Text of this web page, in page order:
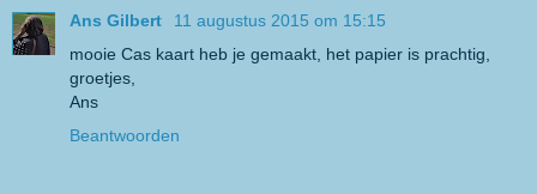
Ans Gilbert
11 augustus 2015 om 15:15
mooie Cas kaart heb je gemaakt, het papier is prachtig,
groetjes,
Ans
Beantwoorden